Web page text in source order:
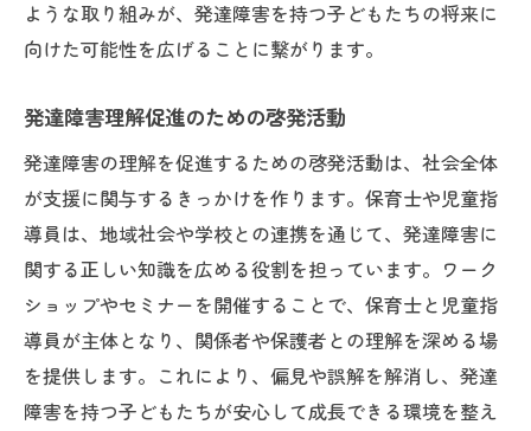
ような取り組みが、発達障害を持つ子どもたちの将来に
向けた可能性を広げることに繋がります。
発達障害理解促進のための啓発活動
発達障害の理解を促進するための啓発活動は、社会全体
が支援に関与するきっかけを作ります。保育士や児童指
導員は、地域社会や学校との連携を通じて、発達障害に
関する正しい知識を広める役割を担っています。ワーク
ショップやセミナーを開催することで、保育士と児童指
導員が主体となり、関係者や保護者との理解を深める場
を提供します。これにより、偏見や誤解を解消し、発達
障害を持つ子どもたちが安心して成長できる環境を整え